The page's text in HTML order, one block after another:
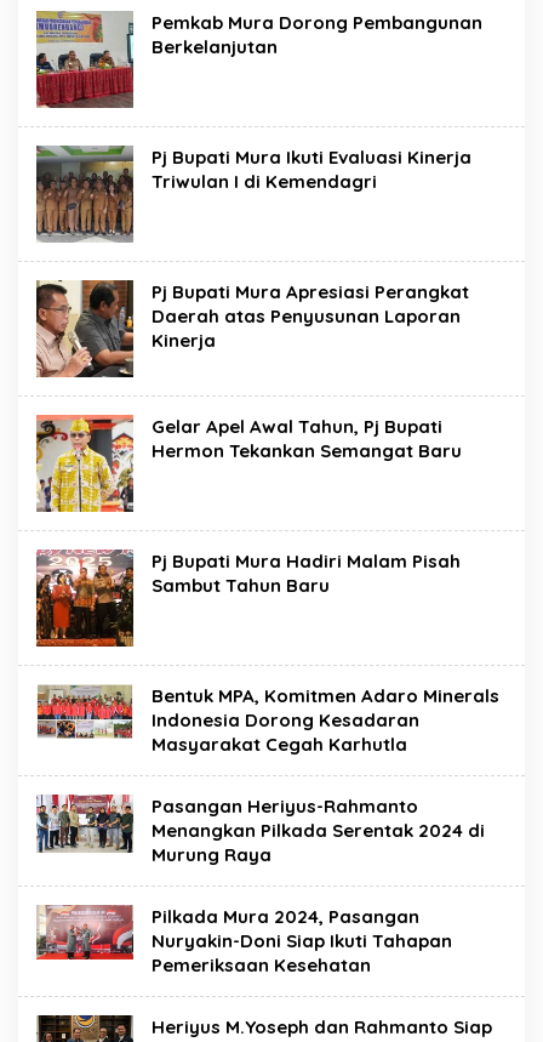
Pemkab Mura Dorong Pembangunan
Berkelanjutan
Pj Bupati Mura Ikuti Evaluasi Kinerja
Triwulan I di Kemendagri
Pj Bupati Mura Apresiasi Perangkat
Daerah atas Penyusunan Laporan
Kinerja
Gelar Apel Awal Tahun, Pj Bupati
Hermon Tekankan Semangat Baru
Pj Bupati Mura Hadiri Malam Pisah
Sambut Tahun Baru
Bentuk MPA, Komitmen Adaro Minerals
Indonesia Dorong Kesadaran
Masyarakat Cegah Karhutla
Pasangan Heriyus-Rahmanto
Menangkan Pilkada Serentak 2024 di
Murung Raya
Pilkada Mura 2024, Pasangan
Nuryakin-Doni Siap Ikuti Tahapan
Pemeriksaan Kesehatan
Heriyus M.Yoseph dan Rahmanto Siap